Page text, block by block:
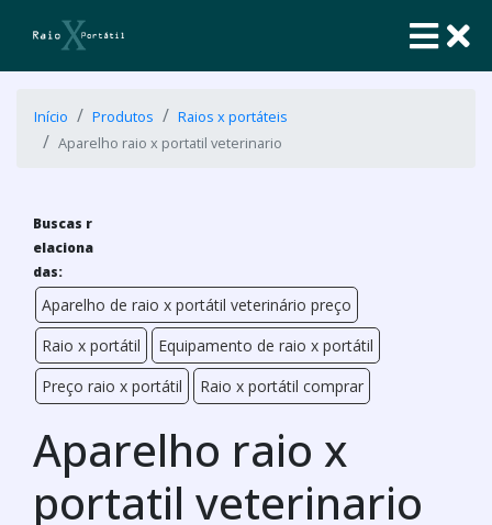
Início Produtos
Raios x portáteis
Aparelho raio x portatil veterinario
Buscas r
elaciona
das:
Aparelho de raio x portátil veterinário preço
Raio x portátil
Equipamento de raio x portátil
Preço raio x portátil
Raio x portátil comprar
Aparelho raio x
portatil veterinario